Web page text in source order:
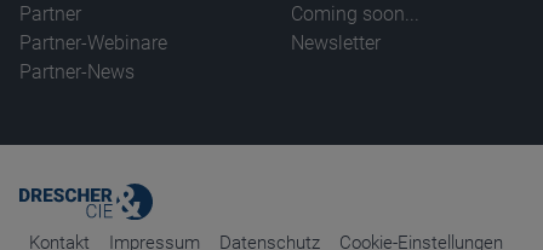
Partner
Partner-Webinare
Partner-News
Coming soon...
Newsletter
Kontakt Impressum Datenschutz Cookie-Einstellungen